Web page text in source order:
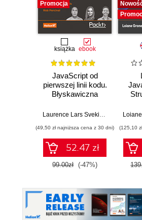
Promocja
książka ebook
JavaScript od
pierwszej linii kodu.
Błyskawiczna
stron WWW i
internetowych
Laurence Lars Svekis
, Maaike van
(49,50 zł najniższa cena z 30 dni)
52.47 zł
99.00zł (-47%)
skills
and
(125,10